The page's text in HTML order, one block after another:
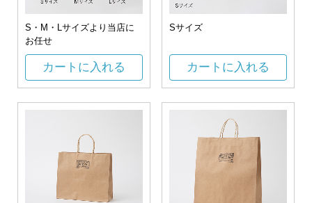
S・M・Lサイズより当店に
お任せ
カートに入れる
Sサイズ
カートに入れる